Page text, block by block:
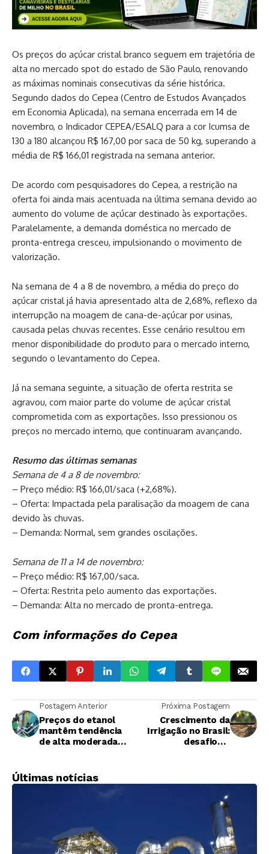
Os preços do açúcar cristal branco seguem em trajetória de
alta no mercado spot do estado de São Paulo, renovando
as máximas nominais consecutivas da série histórica.
Segundo dados do Cepea (Centro de Estudos Avançados
em Economia Aplicada), na semana encerrada em 14 de
novembro, o Indicador CEPEA/ESALQ para a cor Icumsa de
130 a 180 alcançou R$ 167,00 por saca de 50 kg, superando a
média de R$ 166,01 registrada na semana anterior.
De acordo com pesquisadores do Cepea, a restrição na
oferta foi ainda mais acentuada na última semana devido ao
aumento do volume de açúcar destinado às exportações.
Paralelamente, a demanda doméstica no mercado de
pronta-entrega cresceu, impulsionando o movimento de
valorização.
Na semana de 4 a 8 de novembro, a média do preço do
açúcar cristal já havia apresentado alta de 2,68%, reflexo da
interrupção na moagem de cana-de-açúcar por usinas,
causada pelas chuvas recentes. Esse cenário resultou em
menor disponibilidade do produto para o mercado interno,
segundo o levantamento do Cepea.
Já na semana seguinte, a situação de oferta restrita se
agravou, com maior parte do volume de açúcar cristal
comprometida com as exportações. Isso pressionou os
preços no mercado interno, que continuaram avançando.
Resumo das últimas semanas
Semana de 4 a 8 de novembro:
– Preço médio: R$ 166,01/saca (+2,68%).
– Oferta: Impactada pela paralisação da moagem de cana
devido às chuvas.
– Demanda: Normal, sem grandes oscilações.
Semana de 11 a 14 de novembro:
– Preço médio: R$ 167,00/saca.
– Oferta: Restrita pelo aumento das exportações.
– Demanda: Alta no mercado de pronta-entrega.
Com informações do Cepea
Postagem Anterior
Preços do etanol
mantêm tendência
de alta moderada
Próxima Postagem
Crescimento da
Irrigação no Brasil:
desafios e
Últimas notícias